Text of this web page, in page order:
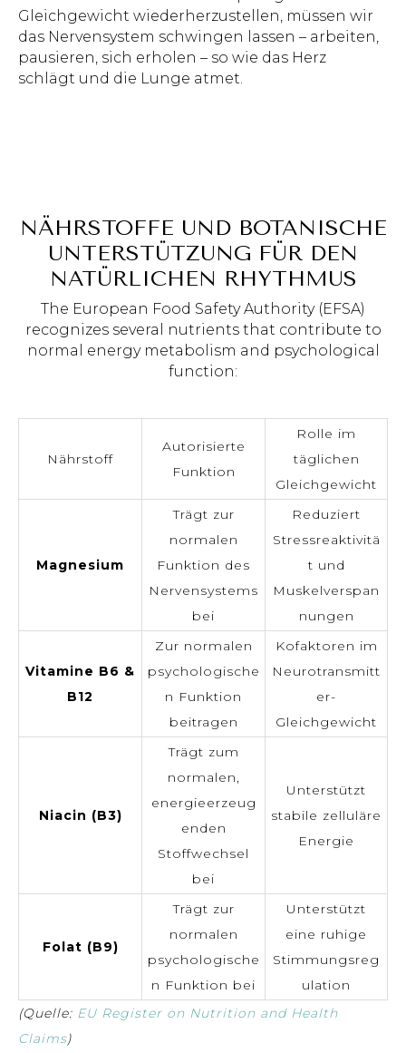
Gleichgewicht wiederherzustellen, müssen wir
das Nervensystem schwingen lassen – arbeiten,
pausieren, sich erholen – so wie das Herz
schlägt und die Lunge atmet.
NÄHRSTOFFE UND BOTANISCHE
UNTERSTÜTZUNG FÜR DEN
NATÜRLICHEN RHYTHMUS
The European Food Safety Authority (EFSA)
recognizes several nutrients that contribute to
normal energy metabolism and psychological
function:
Nährstoff
Autorisierte
Funktion
Rolle im
täglichen
Gleichgewicht
Magnesium
Trägt zur
normalen
Funktion des
Nervensystems
bei
Reduziert
Stressreaktivitä
t und
Muskelverspan
nungen
Vitamine B6 &
B12
Zur normalen
psychologische
n Funktion
beitragen
Kofaktoren im
Neurotransmitt
er-
Gleichgewicht
Niacin (B3)
Trägt zum
normalen,
energieerzeug
enden
Stoffwechsel
bei
Unterstützt
stabile zelluläre
Energie
Folat (B9)
Trägt zur
normalen
psychologische
n Funktion bei
Unterstützt
eine ruhige
Stimmungsreg
ulation
(Quelle: EU Register on Nutrition and Health
Claims)